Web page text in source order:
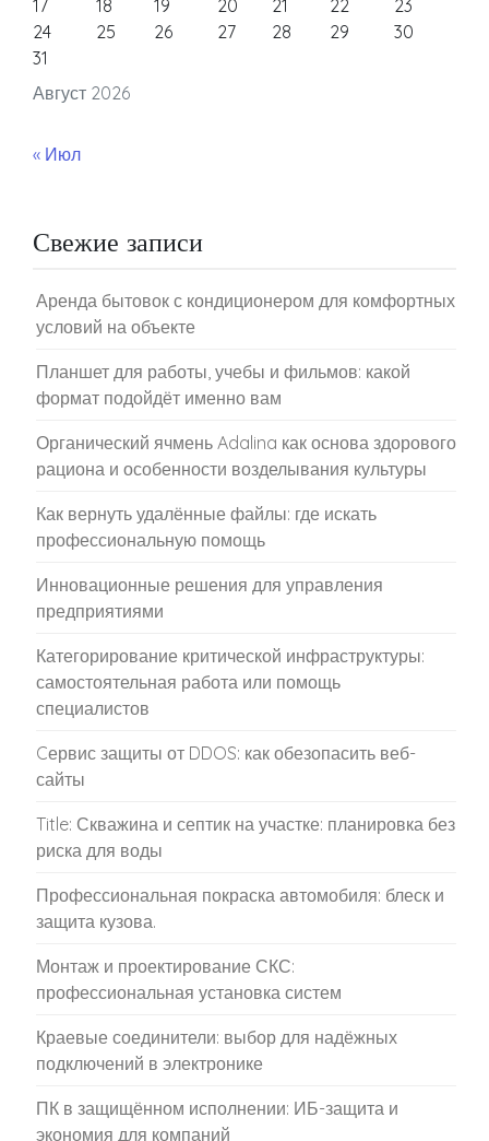
Август 2026
17 18 19 20 21 22
23
24
25 26 27 28 29
30
31
« Июл
Свежие записи
Аренда бытовок с кондиционером для комфортных
условий на объекте
Планшет для работы, учебы и фильмов: какой
формат подойдёт именно вам
Органический ячмень Adalina как основа здорового
рациона и особенности возделывания культуры
Как вернуть удалённые файлы: где искать
профессиональную помощь
Инновационные решения для управления
предприятиями
Категорирование критической инфраструктуры:
самостоятельная работа или помощь
специалистов
Cервис защиты от DDOS: как обезопасить веб-
сайты
Title: Скважина и септик на участке: планировка без
риска для воды
Профессиональная покраска автомобиля: блеск и
защита кузова.
Монтаж и проектирование СКС:
профессиональная установка систем
Краевые соединители: выбор для надёжных
подключений в электронике
ПК в защищённом исполнении: ИБ-защита и
экономия для компаний